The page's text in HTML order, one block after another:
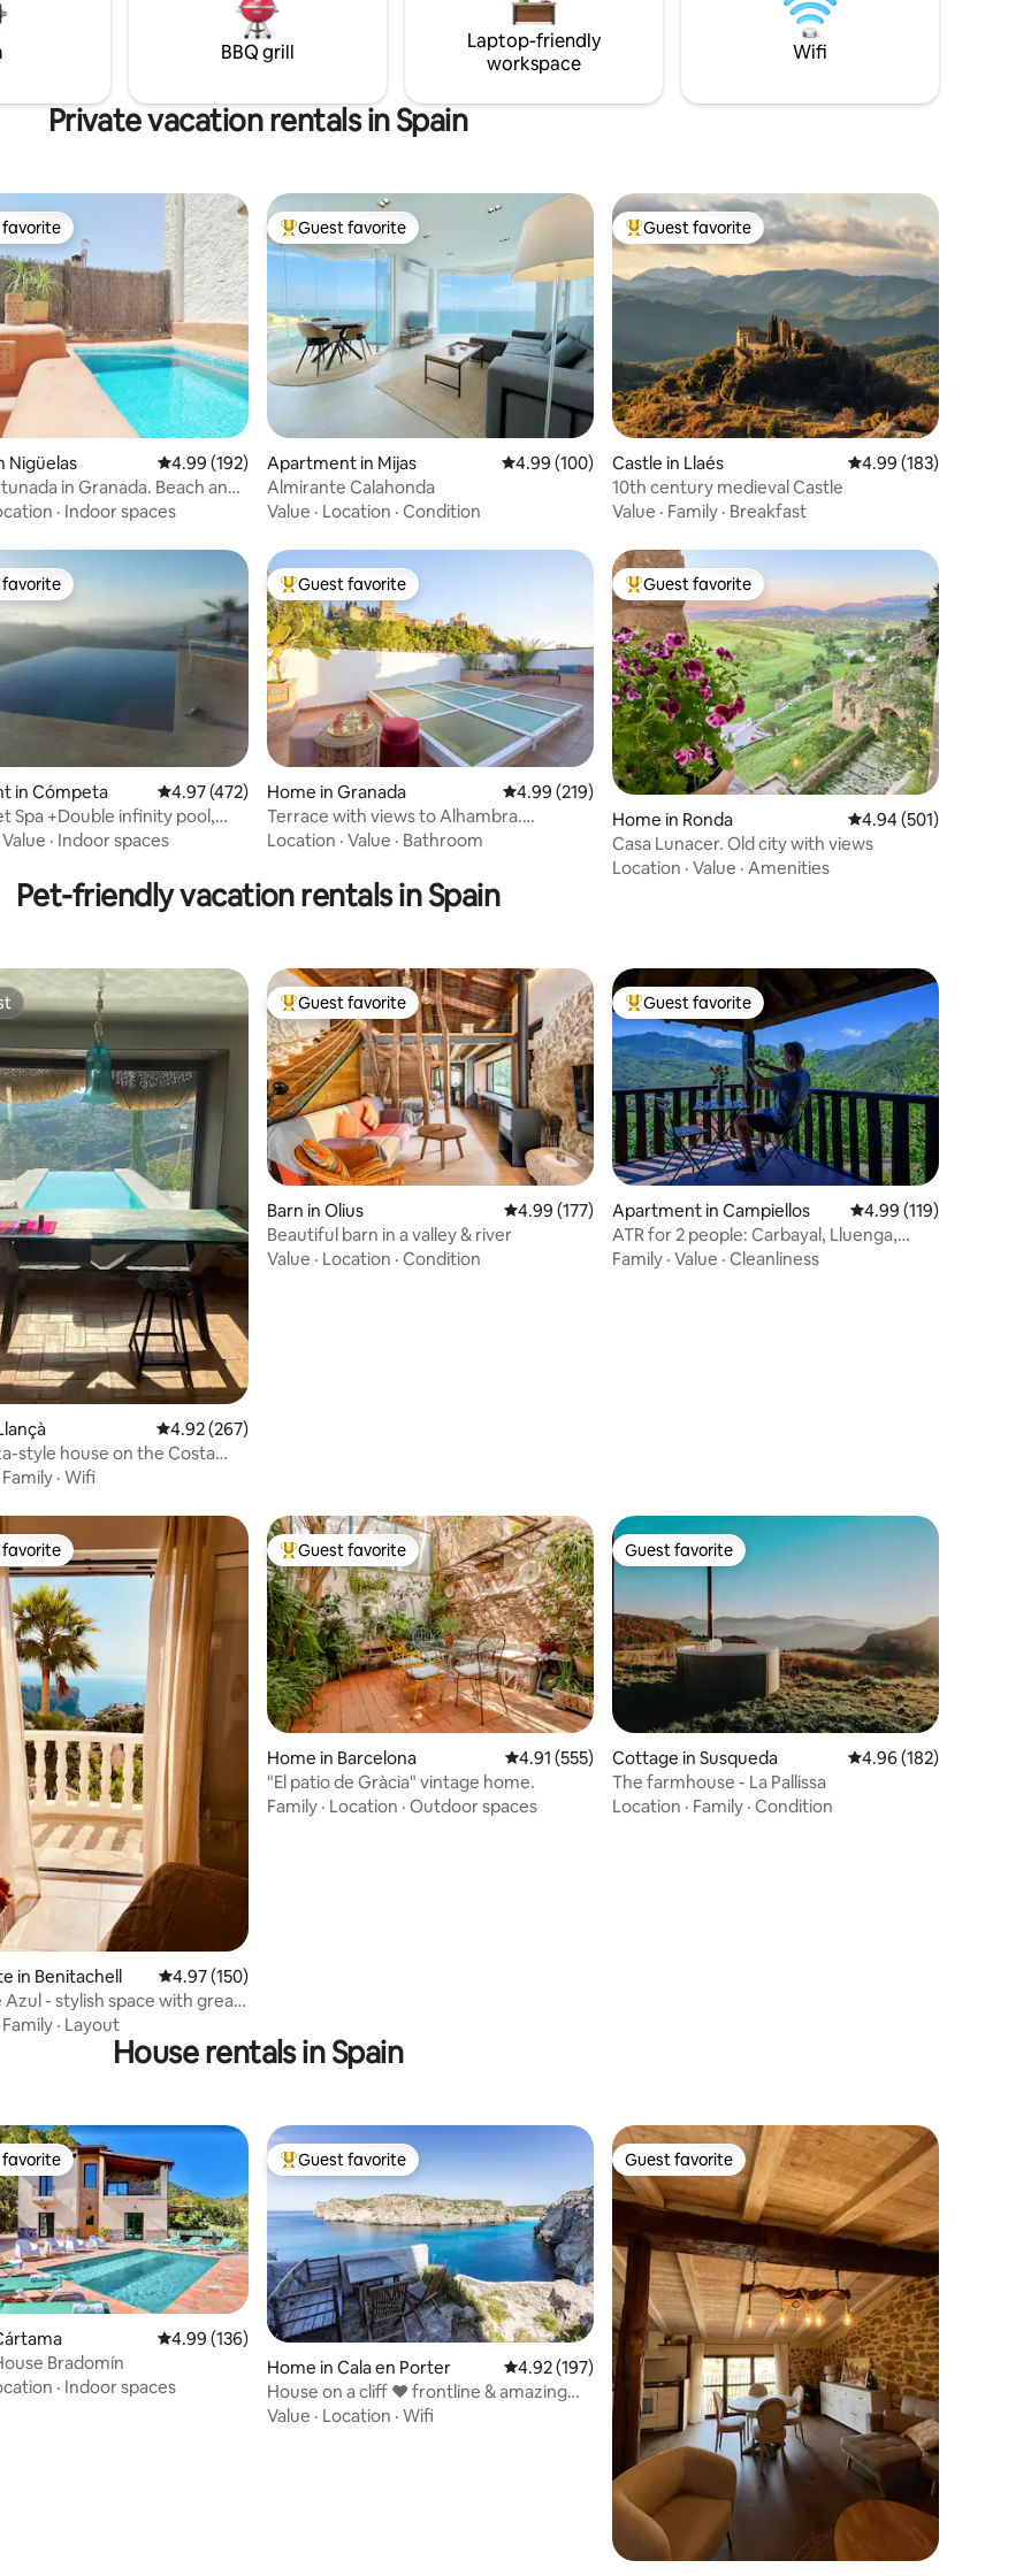
equipada. Acceso a
y apartamento, con
heated to 36c is the final piece de
BBQ grill
Laptop-friendly
workspace
Wifi
Private vacation rentals in Spain
245 reviews
favorite
Nigüelas 4.99 out of 5 average rating, 192 reviews
4.99 (192)
in Granada. Beach and
· Indoor spaces
Top guest favorite
Guest favorite
Apartment in Mijas 4.99 out of 5 average rating, 100 reviews
4.99 (100)
Almirante Calahonda
Value · Location · Condition
Top guest favorite
Guest favorite
Castle in Llaés 4.99 out of 5 average
4.99 (183)
10th century medieval Castle
Value · Family · Breakfast
233 reviews
favorite
in Cómpeta 4.97 out of 5 average rating, 472 reviews
4.97 (472)
Spa +Double infinity pool,
Value · Indoor spaces
Top guest favorite
Guest favorite
Home in Granada 4.99 out of 5 average rating, 219 reviews
4.99 (219)
Terrace with views to Alhambra.
Morayma House.
Location · Value · Bathroom
Top guest favorite
Guest favorite
Home in Ronda 4.94 out of 5 average
4.94 (501)
Casa Lunacer. Old city with views
Location · Value · Amenities
Pet-friendly vacation rentals in Spain
104 reviews
4.92 out of 5 average rating, 267 reviews
4.92 (267)
style house on the Costa
Family · Wifi
Top guest favorite
Guest favorite
Barn in Olius 4.99 out of 5 average rating, 177 reviews
4.99 (177)
Beautiful barn in a valley & river
Value · Location · Condition
Top guest favorite
Guest favorite
Apartment in Campiellos 4.99 out of 5 average
4.99 (119)
ATR for 2 people: Carbayal, Lluenga,
Llombes. AR0280
Family · Value · Cleanliness
116 reviews
favorite
in Benitachell 4.97 out of 5 average rating, 150 reviews
4.97 (150)
- stylish space with great
Family · Layout
Top guest favorite
Guest favorite
Home in Barcelona 4.91 out of 5 average rating, 555 reviews
4.91 (555)
"El patio de Gràcia" vintage home.
Family · Location · Outdoor spaces
Guest favorite
Guest favorite
Cottage in Susqueda 4.96 out of 5 average
4.96 (182)
The farmhouse - La Pallissa
Location · Family · Condition
House rentals in Spain
179 reviews
favorite
4.99 out of 5 average rating, 136 reviews
4.99 (136)
Bradomín
· Indoor spaces
Top guest favorite
Guest favorite
Home in Cala en Porter 4.92 out of 5 average rating, 197 reviews
4.92 (197)
House on a cliff ❤ frontline & amazing
seaview
Value · Location · Wifi
Guest favorite
Guest favorite